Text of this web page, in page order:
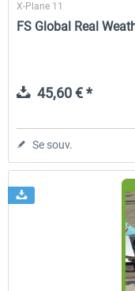
X-Plane 11
FS Global Real
45,60 € *
Se souv.